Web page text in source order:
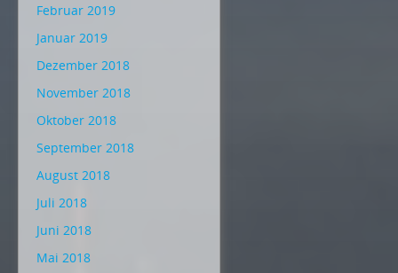
Februar 2019
Januar 2019
Dezember 2018
November 2018
Oktober 2018
September 2018
August 2018
Juli 2018
Juni 2018
Mai 2018